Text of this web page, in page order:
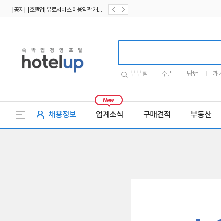
부부팀 주말 당번 캐
채용정보 업계소식 구매견적 부동산